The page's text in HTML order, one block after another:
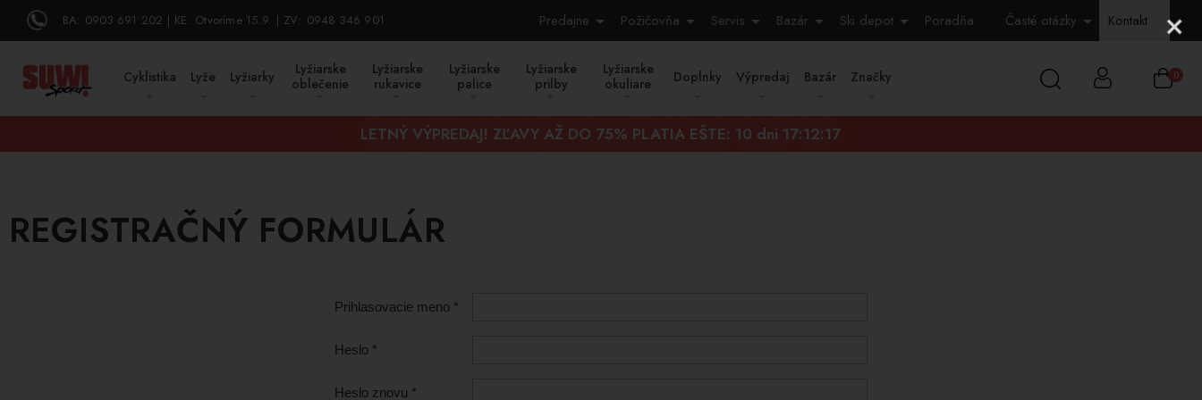
BA: 0903 691 202 KE: Otvoríme 15.9. ZV: 0948 346 901
0
Predajne Požičovňa Servis Bazár Ski depot Poradňa Časté otázky Kontakt
Cyklistika Lyže Lyžiarky
Lyžiarske
oblečenie
Lyžiarske
rukavice
Lyžiarske
palice
Lyžiarske
prilby
Lyžiarske
okuliare
Doplnky Výpredaj Bazár Značky
LETNÝ VÝPREDAJ! ZĽAVY AŽ DO 75% PLATIA EŠTE: 10 dni 17:12:15
REGISTRAČNÝ FORMULÁR
Prihlasovacie meno *
Heslo *
Heslo znovu *